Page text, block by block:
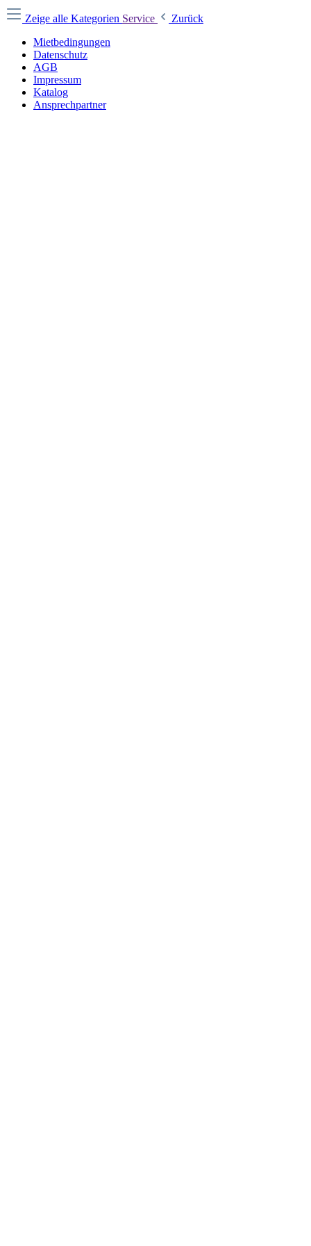
Zeige alle Kategorien Service
Zurück
Mietbedingungen
Datenschutz
AGB
Impressum
Katalog
Ansprechpartner